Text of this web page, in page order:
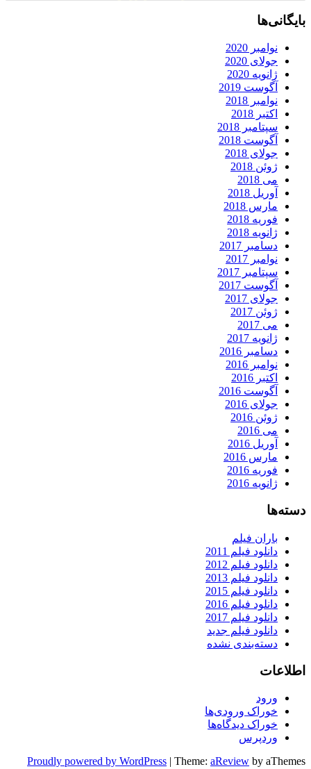
بایگانی‌ها
نوامبر 2020
جولای 2020
ژانویه 2020
آگوست 2019
نوامبر 2018
اکتبر 2018
سپتامبر 2018
آگوست 2018
جولای 2018
ژوئن 2018
می 2018
آوریل 2018
مارس 2018
فوریه 2018
ژانویه 2018
دسامبر 2017
نوامبر 2017
سپتامبر 2017
آگوست 2017
جولای 2017
ژوئن 2017
می 2017
ژانویه 2017
دسامبر 2016
نوامبر 2016
اکتبر 2016
آگوست 2016
جولای 2016
ژوئن 2016
می 2016
آوریل 2016
مارس 2016
فوریه 2016
ژانویه 2016
دسته‌ها
باران فیلم
دانلود فیلم 2011
دانلود فیلم 2012
دانلود فیلم 2013
دانلود فیلم 2015
دانلود فیلم 2016
دانلود فیلم 2017
دانلود فیلم جدید
دسته‌بندی نشده
اطلاعات
ورود
خوراک ورودی‌ها
خوراک دیدگاه‌ها
وردپرس
Proudly powered by WordPress | Theme: aReview by aThemes